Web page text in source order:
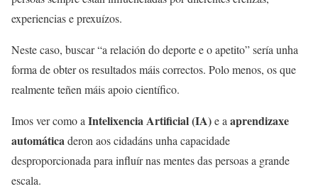
experiencias e prexuízos.
Neste caso, buscar “a relación do deporte e o apetito” sería unha
forma de obter os resultados máis correctos. Polo menos, os que
realmente teñen máis apoio científico.
Imos ver como a Intelixencia Artificial (IA)e a aprendizaxe
automáticaderon aos cidadáns unha capacidade
desproporcionada para influír nas mentes das persoas a grande
escala.